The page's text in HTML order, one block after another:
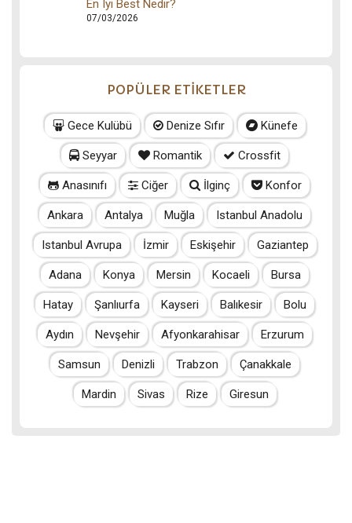
En Iyi Best Nedir?
07/03/2026
POPÜLER ETİKETLER
Gece Kulübü Denize Sıfır Künefe
Seyyar Romantik Crossfit
Anasınıfı Ciğer İlginç Konfor
Ankara Antalya Muğla Istanbul Anadolu
Istanbul Avrupa İzmir Eskişehir Gaziantep
Adana Konya Mersin Kocaeli Bursa
Hatay Şanlıurfa Kayseri Balıkesir Bolu
Aydın Nevşehir Afyonkarahisar Erzurum
Samsun Denizli Trabzon Çanakkale
Mardin Sivas Rize Giresun